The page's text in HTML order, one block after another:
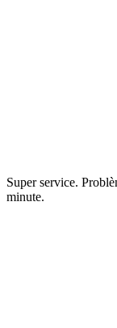
Super service.
minute.